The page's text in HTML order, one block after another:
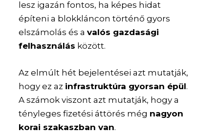
lesz igazán fontos, ha képes hidat
építeni a blokkláncon történő gyors
elszámolás és avalós gazdasági
felhasználás között.
Az elmúlt hét bejelentései azt mutatják,
hogy ez az infrastruktúra gyorsan épül.
A számok viszont azt mutatják, hogy a
tényleges fizetési áttörés még nagyon
korai szakaszban van.